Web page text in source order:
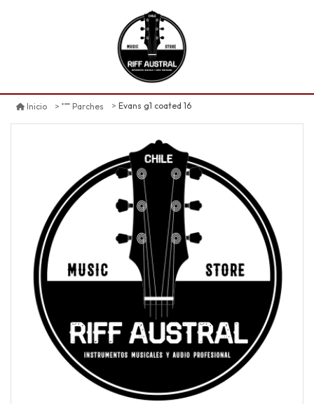
Inicio Parches Evans g1 coated 16